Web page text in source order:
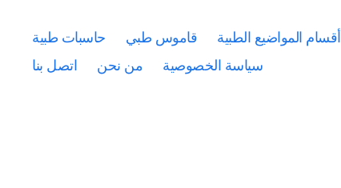
أقسام المواضيع الطبية قاموس طبي
حاسبات طبية
سياسة الخصوصية
من نحن اتصل بنا